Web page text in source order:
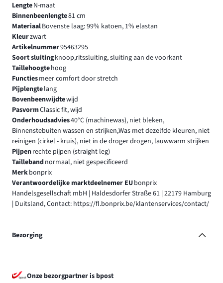
LengteN-maat
Binnenbeenlengte81 cm
MateriaalBovenste laag: 99% katoen, 1% elastan
Kleurzwart
Artikelnummer95463295
Soort sluitingknoop,ritssluiting, sluiting aan de voorkant
Taillehoogtehoog
Functiesmeer comfort door stretch
Pijplengtelang
Bovenbeenwijdtewijd
PasvormClassic fit, wijd
Onderhoudsadvies40°C (machinewas), niet bleken,
Binnenstebuiten wassen en strijken,Was met dezelfde kleuren, niet
reinigen (cirkel - kruis), niet in de droger drogen, lauwwarm strijken
Pijpenrechte pijpen (straight leg)
Taillebandnormaal, niet gespecificeerd
Merkbonprix
Verantwoordelijke marktdeelnemer EUbonprix
Handelsgesellschaft mbH | Haldesdorfer Straße 61 | 22179 Hamburg
| Duitsland, Contact: https://fl.bonprix.be/klantenservices/contact/
Bezorging
Onze bezorgpartner is bpost